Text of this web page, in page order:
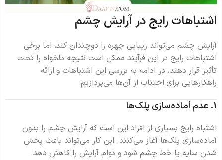
اشتباهات رایج در آرایش چشم
آرایش چشم می‌تواند زیبایی چهره را دوچندان کند، اما برخی
اشتباهات رایج در این فرآیند ممکن است نتیجه دلخواه را تحت
تأثیر قرار دهند. در ادامه به بررسی این اشتباهات و ارائه
راهکارهایی برای اجتناب از آن‌ها می‌پردازیم:
1. عدم آماده‌سازی پلک‌ها
اشتباه رایج بسیاری از افراد این است که آرایش چشم را بدون
آماده‌سازی پلک‌ها آغاز می‌کنند. این کار می‌تواند باعث پخش
شدن سایه یا خط چشم شود و دوام آرایش را کاهش دهد.